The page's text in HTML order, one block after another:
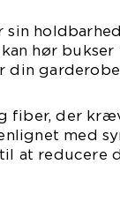
sin
hør bukser
fiber, der
med
at reducere